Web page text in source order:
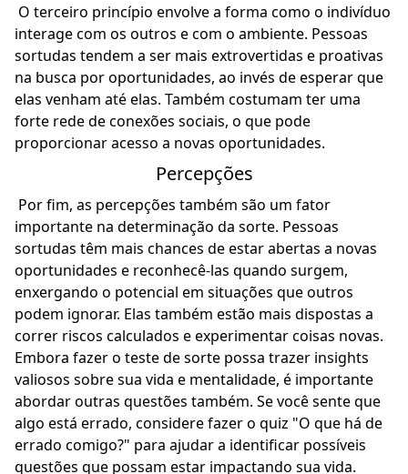
O terceiro princípio envolve a forma como o indivíduo
interage com os outros e com o ambiente. Pessoas
sortudas tendem a ser mais extrovertidas e proativas
na busca por oportunidades, ao invés de esperar que
elas venham até elas. Também costumam ter uma
forte rede de conexões sociais, o que pode
proporcionar acesso a novas oportunidades.
Percepções
Por fim, as percepções também são um fator
importante na determinação da sorte. Pessoas
sortudas têm mais chances de estar abertas a novas
oportunidades e reconhecê-las quando surgem,
enxergando o potencial em situações que outros
podem ignorar. Elas também estão mais dispostas a
correr riscos calculados e experimentar coisas novas.
Embora fazer o teste de sorte possa trazer insights
valiosos sobre sua vida e mentalidade, é importante
abordar outras questões também. Se você sente que
algo está errado, considere fazer o quiz "O que há de
errado comigo?" para ajudar a identificar possíveis
questões que possam estar impactando sua vida.